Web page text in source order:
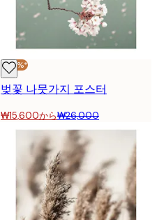
-40%*
벚꽃 나뭇가지 포스터
₩15,600から₩26,000